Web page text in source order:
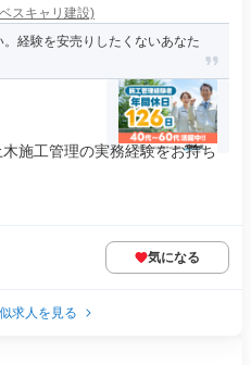
スキャリ建設)
経験を安売りしたくないあなた
施工管理の実務経験をお持ち
気になる
求人を見る